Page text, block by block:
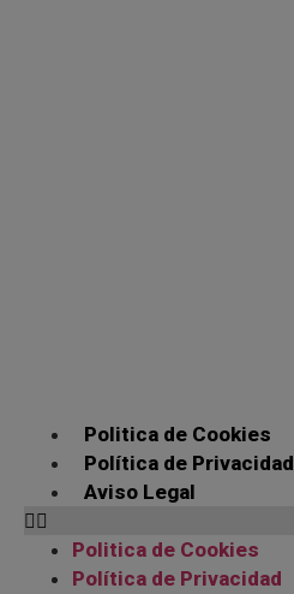
Politica de Cookies
Política de Privacidad
Aviso Legal
Politica de Cookies
Política de Privacidad